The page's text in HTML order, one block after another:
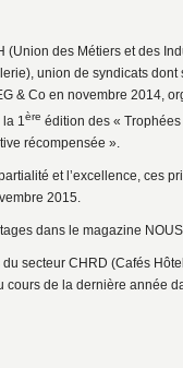
(Union des Métiers et des
union de syndicats dont
& Co en novembre 2014,
la 1ère édition des «
récompensée ».
et l’excellence, ces
2015.
dans le magazine
secteur CHRD (Cafés
de la dernière année